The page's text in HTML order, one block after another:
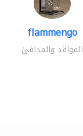
flammengo
المواقد والمدافئ